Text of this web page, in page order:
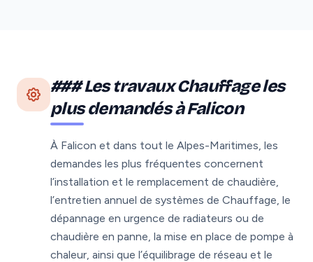
### Les travaux Chauffage les
plus demandés à Falicon
À Falicon et dans tout le Alpes-Maritimes, les
demandes les plus fréquentes concernent
l’installation et le remplacement de chaudière,
l’entretien annuel de systèmes de Chauffage, le
dépannage en urgence de radiateurs ou de
chaudière en panne, la mise en place de pompe à
chaleur, ainsi que l’équilibrage de réseau et le